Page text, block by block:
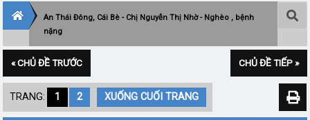
An Thái Đông, Cái Bè - Chị Nguyễn Thị Nhờ - Nghèo , bệnh
nặng
« CHỦ ĐỀ TRƯỚC CHỦ ĐỀ TIẾP »
TRANG: 1 2 XUỐNG CUỐI TRANG